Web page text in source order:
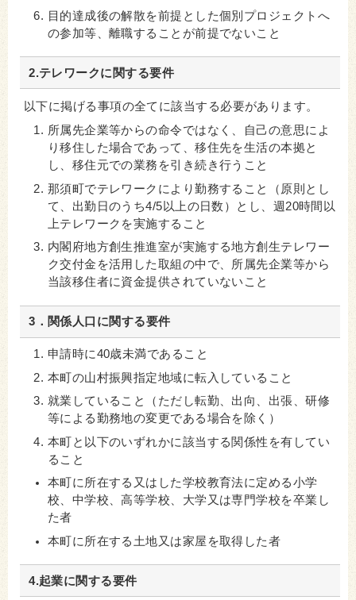
目的達成後の解散を前提とした個別プロジェクトへ
の参加等、離職することが前提でないこと
2.テレワークに関する要件
以下に掲げる事項の全てに該当する必要があります。
所属先企業等からの命令ではなく、自己の意思によ
り移住した場合であって、移住先を生活の本拠と
し、移住元での業務を引き続き行うこと
那須町でテレワークにより勤務すること（原則とし
て、出勤日のうち4/5以上の日数）とし、週20時間以
上テレワークを実施すること
内閣府地方創生推進室が実施する地方創生テレワー
ク交付金を活用した取組の中で、所属先企業等から
当該移住者に資金提供されていないこと
3．関係人口に関する要件
申請時に40歳未満であること
本町の山村振興指定地域に転入していること
就業していること（ただし転勤、出向、出張、研修
等による勤務地の変更である場合を除く）
本町と以下のいずれかに該当する関係性を有してい
ること
本町に所在する又はした学校教育法に定める小学
校、中学校、高等学校、大学又は専門学校を卒業し
た者
本町に所在する土地又は家屋を取得した者
4.起業に関する要件